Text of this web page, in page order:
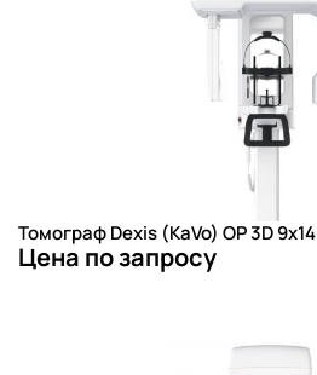
Томограф Dexis (KaVo) OP 3D 9х14
Цена по запросу